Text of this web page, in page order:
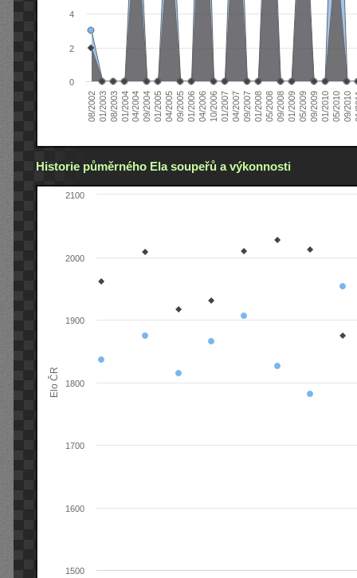
08/200201/200308/200301/200404/200409/200401/200504/200509/200501/200604/200610/200601/200704/200709/200701/200805/200809/200801/200905/200909/200901/201005/201009/2010
0
2
4
Historie půměrného Ela soupeřů a výkonnosti
Elo ČR
1600
1700
1800
1900
2000
2100
1500